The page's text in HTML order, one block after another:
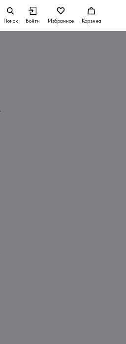
Поиск Войти Избранное Корзина